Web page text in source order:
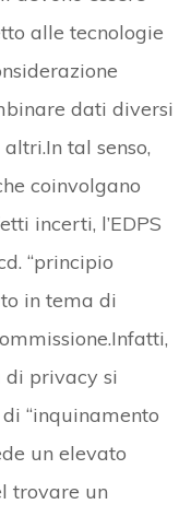
alle tecnologie
dati diversi
tal senso,
coinvolgano
incerti, l’EDPS
“principio
in tema di
di privacy si
“inquinamento
un elevato
trovare un